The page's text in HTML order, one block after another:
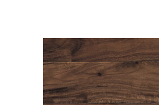
フローリング
無垢フローリング
よくあるご質問
製品マニュアル
施工事例
私たちの想い
経年美化
お問